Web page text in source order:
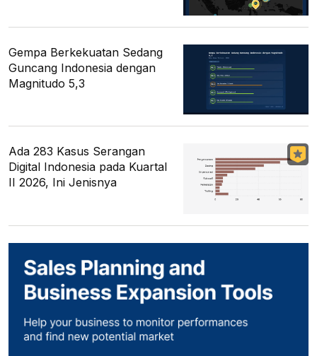
Gempa Berkekuatan Sedang
Guncang Indonesia dengan
Magnitudo 5,3
Ada 283 Kasus Serangan
Digital Indonesia pada Kuartal
II 2026, Ini Jenisnya